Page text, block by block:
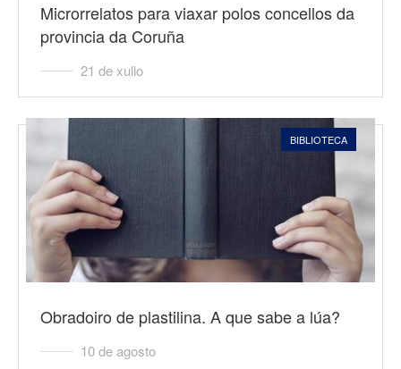
Microrrelatos para viaxar polos concellos da
provincia da Coruña
21 de xullo
BIBLIOTECA
Obradoiro de plastilina. A que sabe a lúa?
10 de agosto